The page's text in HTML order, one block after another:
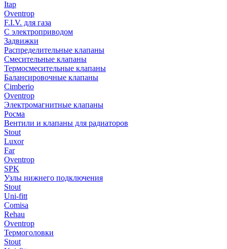
Itap
Oventrop
F.I.V. для газа
С электроприводом
Задвижки
Распределительные клапаны
Cмесительные клапаны
Термосмесительные клапаны
Балансировочные клапаны
Cimberio
Oventrop
Электромагнитные клапаны
Росма
Вентили и клапаны для радиаторов
Stout
Luxor
Far
Oventrop
SPK
Узлы нижнего подключения
Stout
Uni-fitt
Comisa
Rehau
Oventrop
Термоголовки
Stout